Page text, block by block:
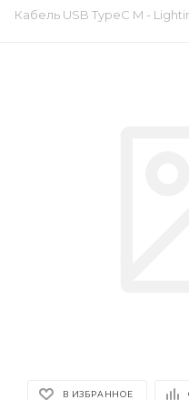
Кабель USB TypeC M -
В ИЗБРАННОЕ